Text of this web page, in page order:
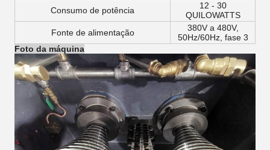
Consumo de potência
12 - 30
QUILOWATTS
Fonte de alimentação
380V a 480V,
50Hz/60Hz, fase 3
Foto da máquina